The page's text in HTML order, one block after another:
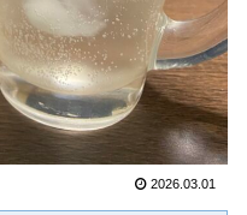
2026.03.01